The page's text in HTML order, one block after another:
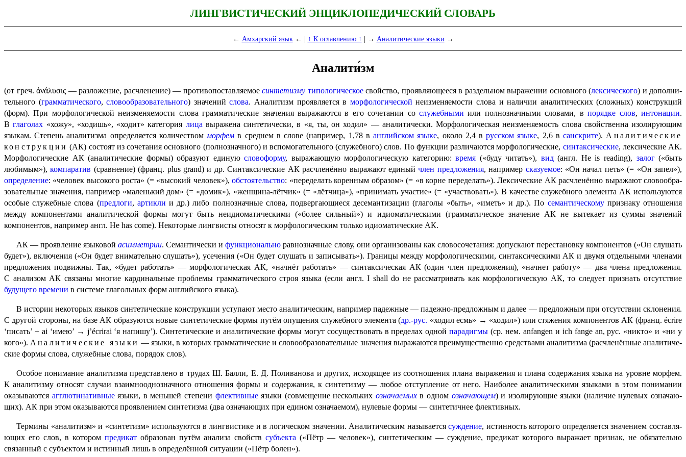
ЛИНГВИСТИЧЕСКИЙ ЭНЦИКЛОПЕДИЧЕСКИЙ СЛОВАРЬ
← Амхарский язык← | ↑ К оглавлению ↑ | → Аналитические языки →
Аналити́зм
(от греч. ἀνάλυσις — разложение, расчленение) — противопоставляемое синтетизму типо­ло­ги­че­скоесвойство, проявля­ю­ще­е­ся в раздельном выражении основного (лекси­че­ско­го) и допол­ни­
тель­но­го (граммати­че­ско­го,слово­обра­зо­ва­тель­но­го) значенийслова. Аналитизм прояв­ля­ет­ся в морфо­ло­ги­че­ской неизменяемости слова и наличии аналитических (сложных) конструкций
(форм). При морфо­ло­ги­че­ской неизменяемости слова грамматические значения выражаются в его сочетании сослужебными или полнозначными словами, впорядке слов,интонации.
Вглаголах «хожу», «ходишь», «ходит» категория лица выражена синтетически, в «я, ты, он ходил» — аналитически. Морфо­ло­ги­че­ская неизме­ня­е­мость слова свойственна изолирующим
языкам. Степень аналитизма опреде­ля­ет­ся количеством морфем в среднем в слове (например, 1,78 ванглийском языке, около 2,4 врусском языке, 2,6 всанскрите). Аналитические
конструкции (АК) состоят из сочетания основного (полнозначного) и вспомогательного (служебного) слов. По функции различа­ют­ся морфологические, синтаксические, лексические АК.
Морфологические АК (аналитические формы) образуют единуюсловоформу, выражающую морфологическую категорию:время («буду читать»), вид(англ. He is reading), залог(«быть
любимым»),компаратив (сравнение) (франц. plus grand) и др. Синтаксические АК расчленённо выражают единыйчлен предло­же­ния, напри­мер сказуемое: «Он начал петь» (= «Он запел»),
определение: «человек высокого роста» (= «высокий человек»),обстоятельство: «переделать коренным образом» (= «в корне переделать»). Лексические АК расчленённо выражают слово­обра­
зо­ва­тель­ные значения, например «маленький дом» (= «домик»), «женщина-лётчик» (= «лётчица»), «принимать участие» (= «участ­во­вать»). В качестве служебного элемента АК используются
особые служебные слова (предлоги, артикли и др.) либо полнозначные слова, подвергающиеся десемантизации (глаголы «быть», «иметь» и др.). По семантическомупризнаку отно­ше­ния
между компонентами аналитической формы могут быть неидиоматическими («более сильный») и идиоматическими (грамматическое значение АК не вытекает из суммы значений
компонентов, например англ. He has come). Некоторые лингвисты относят к морфологическим только идиоматические АК.
АК — проявление языковойасимметрии. Семантически ифункционально равнозначные слову, они организованы как словосочетания: допускают перестановку компонентов («Он слушать
будет»), включения («Он будет внимательно слушать»), усечения («Он будет слушать и записывать»). Границы между морфологическими, синтаксическими АК и двумя отдельными членами
предло­же­ния подвижны. Так, «будет работать» — морфологическая АК, «начнёт работать» — синтаксическая АК (один член предложения), «начнет работу» — два члена предложения.
С анализом АК связаны многие кардиналь­ные проблемы грамматического строя языка (если англ.I shall do не рассма­три­вать как морфо­ло­ги­че­скую АК, то следует признать отсутствие
будущего времени в системе глагольных форм английского языка).
В истории некоторых языков синтетические конструкции уступают место аналитическим, например падежные — падежно-предложным и далее — предложным при отсутствии склонения.
С другой стороны, на базе АК образуются новые синтетические формы путём опущения служебного элемента (др.-рус. «ходил есмь» → «ходил») или стяжения компонентов АК (франц.écrire
‘писать’ + ai ‘имею’ → j’écrirai ‘я напишу’). Синтетические и аналитические формы могут сосуществовать в пределах однойпарадигмы (ср. нем. anfangen и ich fange an, рус. «никто» и «ни у
кого»). Аналитические языки — языки, в которых грамматические и слово­обра­зо­ва­тель­ные значения выражаются преимущественно средствами аналитизма (расчленённые анали­ти­че­
ские формы слова, служебные слова, порядок слов).
Особое понимание аналитизма представлено в трудах Ш. Балли, Е. Д. Поливанова и других, исходя­щее из соотношения плана выражения и плана содержания языка на уровне морфем.
К аналитизму относят случаи взаимнооднозначного отношения формы и содержания, к синтетизму — любое отступ­ле­ние от него. Наиболее аналитическими языками в этом понимании
оказываются агглюти­на­тив­ныеязыки, в меньшей степени флективныеязыки (совмещение несколь­ких означаемыхв одном означа­ю­щем) и изолирующие языки (наличие нулевых означа­ю­
щих). АК при этом оказываются проявлением синтетизма (два означающих при едином означа­е­мом), нулевые формы — синтетичнее флективных.
Термины «аналитизм» и «синтетизм» используются в лингвистике и в логическом значении. Анали­ти­че­ским называетсясуждение, истинность которого определяется значением состав­ля­
ю­щих его слов, в котором предикат образован путём анализа свойств субъекта («Пётр — человек»), синтетическим — суждение, предикат которого выражает признак, не обяза­тель­но
связанный с субъектом и истинный лишь в определённой ситуации («Пётр болен»).